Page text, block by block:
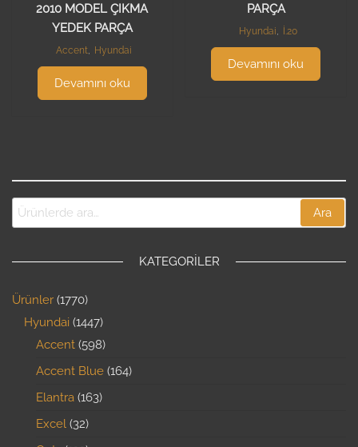
2010 MODEL ÇIKMA
YEDEK PARÇA
Accent, Hyundai
Devamını oku
PARÇA
Hyundai, İ.20
Devamını oku
Ara
KATEGORILER
Ürünler 1770
Hyundai 1447
Accent 598
Accent Blue 164
Elantra 163
Excel 32